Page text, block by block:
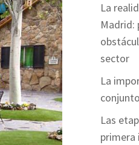
La
Madrid:
sector
La
Las
primera